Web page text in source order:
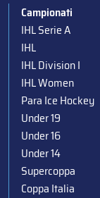
Campionati
IHL Serie A
IHL
IHL Division I
IHL Women
Para Ice Hockey
Under 19
Under 16
Under 14
Supercoppa
Coppa Italia